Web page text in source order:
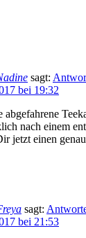
sagt:
bei 19:32
abgefahrene
nach einem
jetzt einen
sagt:
bei 21:53